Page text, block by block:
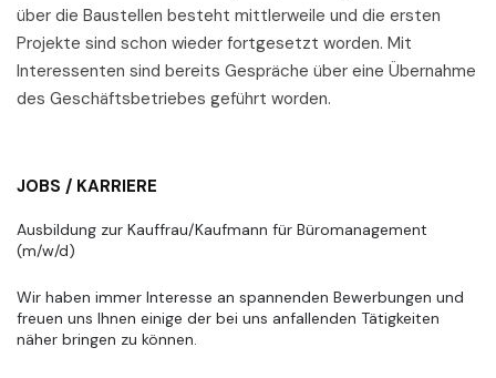
über die Baustellen besteht mittlerweile und die ersten
Projekte sind schon wieder fortgesetzt worden. Mit
Interessenten sind bereits Gespräche über eine Übernahme
des Geschäftsbetriebes geführt worden.
JOBS / KARRIERE
Ausbildung zur Kauffrau/Kaufmann für Büromanagement
(m/w/d)
Wir haben immer Interesse an spannenden Bewerbungen und
freuen uns Ihnen einige der bei uns anfallenden Tätigkeiten
näher bringen zu können.